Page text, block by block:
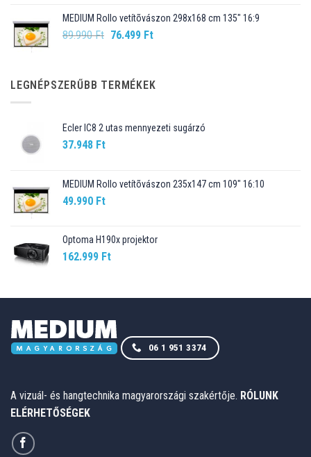
109.990 Ft.98.990 Ft.
MEDIUM Rollo vetítõvászon 298x168 cm 135" 16:9
89.990Ft Original
89.990 Ft.
76.499 FtCurrent
76.499 Ft.
LEGNÉPSZERŰBB TERMÉKEK
Ecler IC8 2 utas mennyezeti sugárzó
37.948 Ft
MEDIUM Rollo vetítõvászon 235x147 cm 109" 16:10
49.990 Ft
Optoma H190x projektor
162.999 Ft
06 1 951 3374
A vizuál- és hangtechnika magyarországi szakértője. RÓLUNK
ELÉRHETŐSÉGEK